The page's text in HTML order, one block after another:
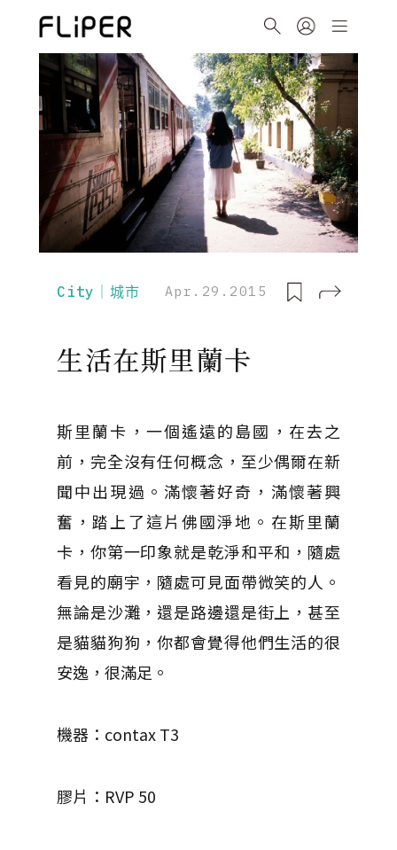
City｜城市 Apr.29.2015
生活在斯里蘭卡
斯里蘭卡，一個遙遠的島國，在去之
前，完全沒有任何概念，至少偶爾在新
聞中出現過。滿懷著好奇，滿懷著興
奮，踏上了這片佛國淨地。在斯里蘭
卡，你第一印象就是乾淨和平和，隨處
看見的廟宇，隨處可見面帶微笑的人。
無論是沙灘，還是路邊還是街上，甚至
是貓貓狗狗，你都會覺得他們生活的很
安逸，很滿足。
機器：contax T3
膠片：RVP 50